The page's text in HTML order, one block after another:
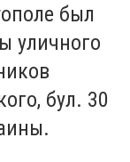
был
уличного
бул. 30